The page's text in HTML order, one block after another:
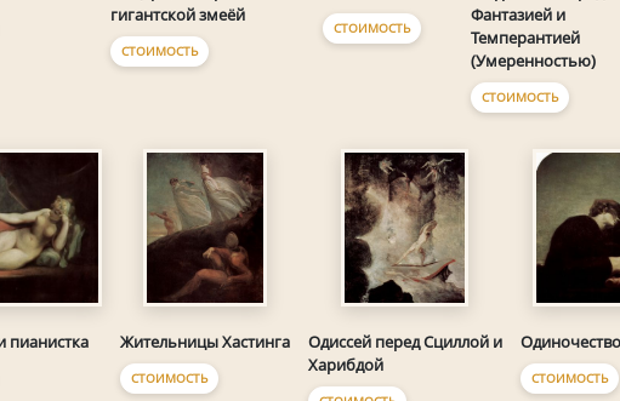
гигантской змеёй
СТОИМОСТЬ
СТОИМОСТЬ
Фантазией и
Темперантией
(Умеренностью)
СТОИМОСТЬ
пианистка Жительницы Хастинга
СТОИМОСТЬ
Одиссей перед Сциллой и
Харибдой
СТОИМОСТЬ